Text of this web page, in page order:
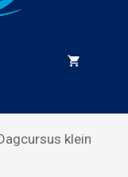
klein